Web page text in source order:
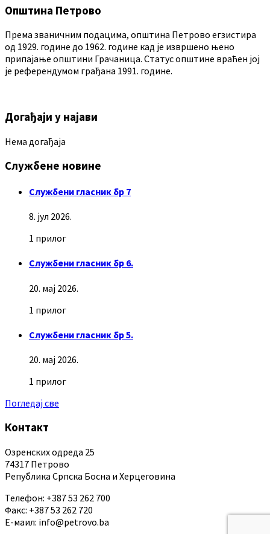
Општина Петрово
Према званичним подацима, општина Петрово егзистира
од 1929. године до 1962. године кад је извршено њено
припајање општини Грачаница. Статус општине враћен јој
је референдумом грађана 1991. године.
Догађаји у најави
Нема догађаја
Службене новине
Службени гласник бр 7
8. јул 2026.
1 прилог
Службени гласник бр 6.
20. мај 2026.
1 прилог
Службени гласник бр 5.
20. мај 2026.
1 прилог
Погледај све
Контакт
Озренских одреда 25
74317 Петрово
Република Српска Босна и Херцеговина
Телефон: +387 53 262 700
Факс: +387 53 262 720
Е-маил: info@petrovo.ba